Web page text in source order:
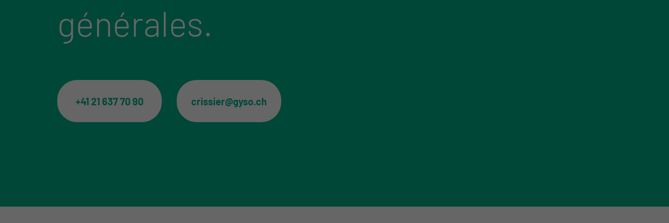
générales.
+41 21 637 70 90 crissier@gyso.ch